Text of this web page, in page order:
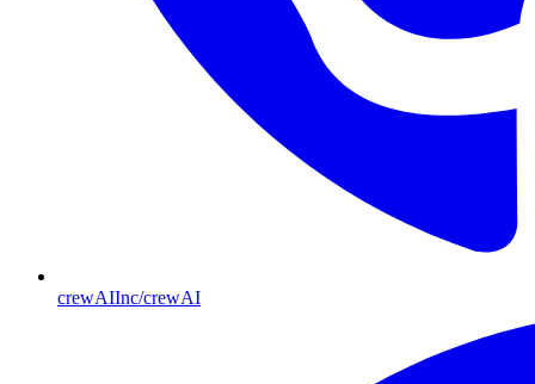
crewAIInc/crewAI